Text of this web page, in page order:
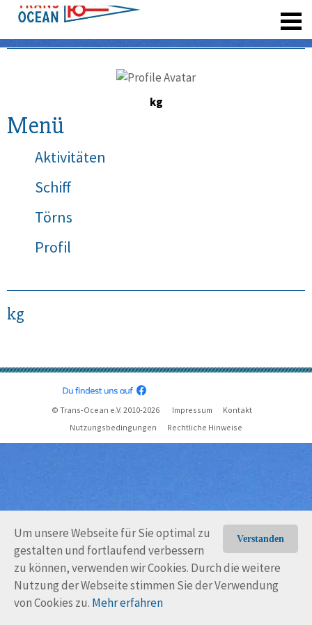
Verstanden
Um unsere Webseite für Sie optimal zu
gestalten und fortlaufend verbessern
zu können, verwenden wir Cookies. Durch die weitere
Nutzung der Webseite stimmen Sie der Verwendung
von Cookies zu. Mehr erfahren
kg
Menü
Aktivitäten
Schiff
Törns
Profil
kg
© Trans-Ocean e.V. 2010-2026 Impressum
Kontakt
Nutzungsbedingungen
Rechtliche Hinweise